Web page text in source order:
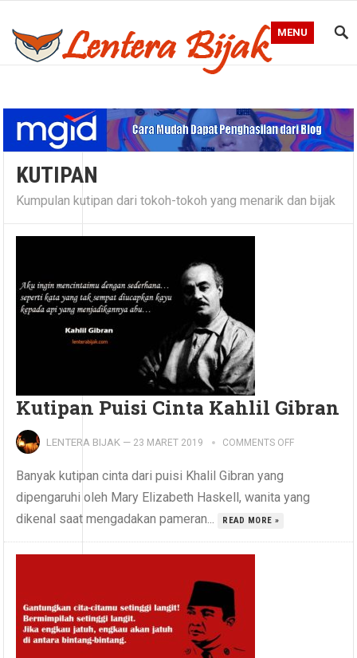
MENU
KUTIPAN
Kumpulan kutipan dari tokoh-tokoh yang menarik dan bijak
Kutipan Puisi Cinta Kahlil Gibran
LENTERA BIJAK — 23 MARET 2019 COMMENTS OFF
Banyak kutipan cinta dari puisi Khalil Gibran yang
dipengaruhi oleh Mary Elizabeth Haskell, wanita yang
dikenal saat mengadakan pameran...
READ MORE »